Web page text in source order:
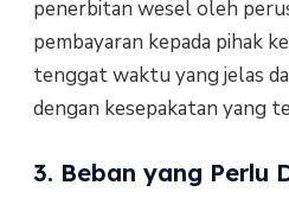
penerbitan wesel oleh
pembayaran kepada pihak
tenggat waktu yang jelas
dengan kesepakatan yang
3. Beban yang Perlu